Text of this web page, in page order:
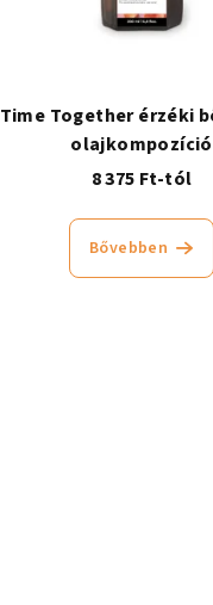
Time Together érzéki
olajkompozíció
8 375 Ft-tól
Bővebben